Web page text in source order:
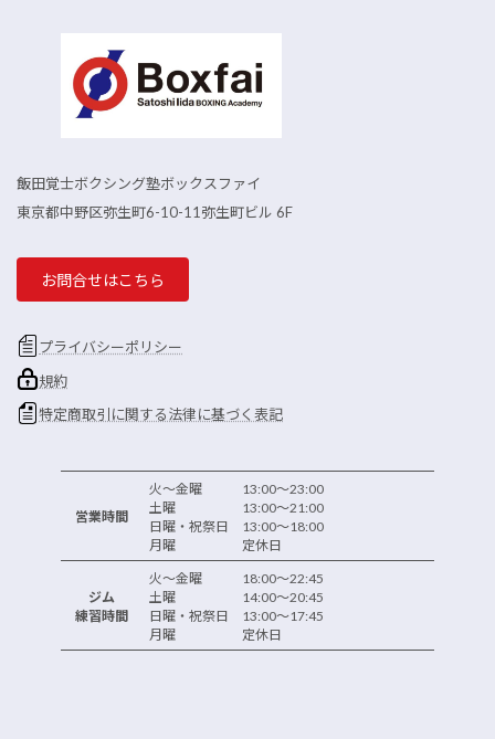
飯田覚士ボクシング塾ボックスファイ
東京都中野区弥生町6-10-11弥生町ビル 6F
お問合せはこちら
プライバシーポリシー
規約
特定商取引に関する法律に基づく表記
営業時間
火～金曜 13:00～23:00
土曜 13:00～21:00
日曜・祝祭日 13:00～18:00
月曜 定休日
ジム
練習時間
火～金曜 18:00～22:45
土曜 14:00～20:45
日曜・祝祭日 13:00～17:45
月曜 定休日